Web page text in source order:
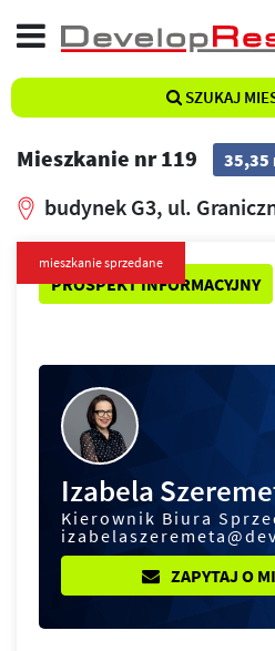
SZUKAJ
Mieszkanie nr 119 35,35
budynek G3, ul.
PROSPEKT INFORMACYJNY
mieszkanie sprzedane
Izabela
Kierownik Biura
ZAPYTAJ O